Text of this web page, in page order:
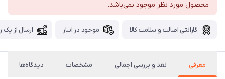
محصول مورد نظر موجود نمی‌باشد.
گارانتی اصالت و سلامت کالا موجود در انبار ارسال از یک
معرفی نقد و بررسی اجمالی مشخصات دیدگاه‌ها